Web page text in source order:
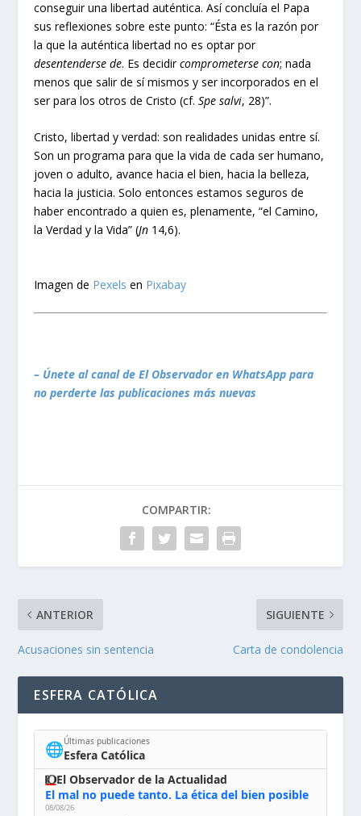
conseguir una libertad auténtica. Así concluía el Papa
sus reflexiones sobre este punto: “Ésta es la razón por
la que la auténtica libertad no es optar por
desentenderse de. Es decidircomprometerse con; nada
menos que salir de sí mismos y ser incorporados en el
ser para los otros de Cristo (cf.Spe salvi, 28)”.
Cristo, libertad y verdad: son realidades unidas entre sí.
Son un programa para que la vida de cada ser humano,
joven o adulto, avance hacia el bien, hacia la belleza,
hacia la justicia. Solo entonces estamos seguros de
haber encontrado a quien es, plenamente, “el Camino,
la Verdad y la Vida” (Jn 14,6).
Imagen de Pexels en Pixabay
– Únete al canal de El Observador en WhatsApp para
no perderte las publicaciones más nuevas
COMPARTIR:
ANTERIOR
Acusaciones sin sentencia
SIGUIENTE
Carta de condolencia
ESFERA CATÓLICA
🌐Últimas publicaciones
Esfera Católica
El Observador de la Actualidad
El mal no puede tanto. La ética del bien posible
08/08/26